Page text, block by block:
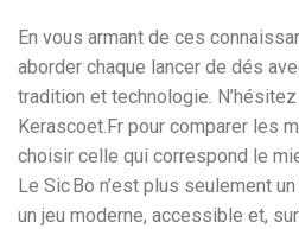
En vous armant de ces
aborder chaque lancer de dés
tradition et technologie.
Kerascoet.Fr pour comparer les
choisir celle qui correspond le
Le Sic Bo n’est plus seulement
un jeu moderne, accessible et,